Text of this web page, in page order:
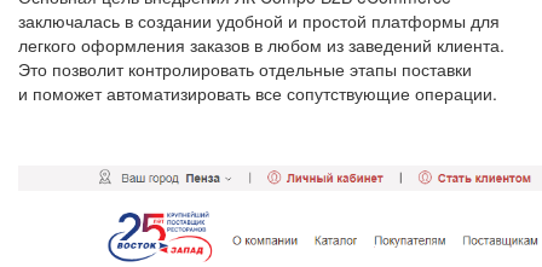
заключалась в создании удобной и простой платформы для
легкого оформления заказов в любом из заведений клиента.
Это позволит контролировать отдельные этапы поставки
и поможет автоматизировать все сопутствующие операции.